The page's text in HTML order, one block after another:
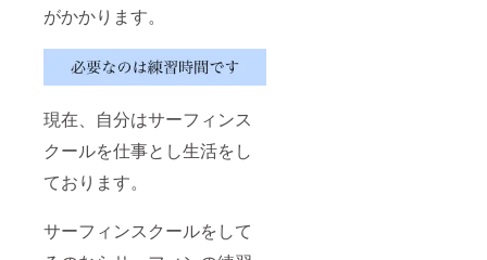
がかかります。
現在、自分はサーフィンス
クールを仕事とし生活をし
ております。
サーフィンスクールをして